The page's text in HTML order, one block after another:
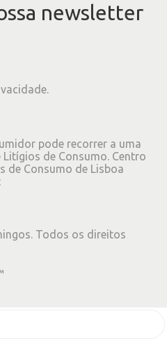
newsletter
.
pode recorrer a uma
de Consumo. Centro
de Consumo de Lisboa
Todos os direitos